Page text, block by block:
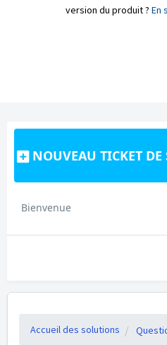
version du produit ? En
NOUVEAU TICKET DE
Bienvenue
Accueil des solutions